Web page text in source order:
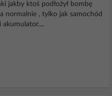
jakby ktoś podłożył bombę
normalnie , tylko jak samochód